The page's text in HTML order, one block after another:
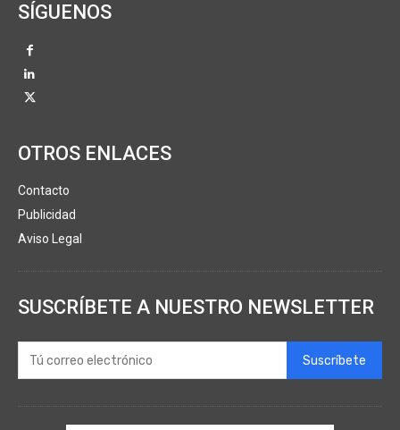
SÍGUENOS
OTROS ENLACES
Contacto
Publicidad
Aviso Legal
SUSCRÍBETE A NUESTRO NEWSLETTER
Suscríbete